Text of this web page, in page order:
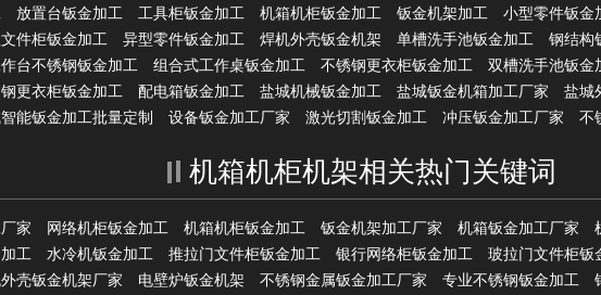
放置台钣金加工 工具柜钣金加工 机箱机柜钣金加工 钣金机架加工 小型零件钣金
件柜钣金加工 异型零件钣金加工 焊机外壳钣金机架 单槽洗手池钣金加工 钢结构
台不锈钢钣金加工 组合式工作桌钣金加工 不锈钢更衣柜钣金加工 双槽洗手池钣金
更衣柜钣金加工 配电箱钣金加工 盐城机械钣金加工 盐城钣金机箱加工厂家 盐城
能钣金加工批量定制 设备钣金加工厂家 激光切割钣金加工 冲压钣金加工厂家 不
机箱机柜机架相关热门关键词
家 网络机柜钣金加工 机箱机柜钣金加工 钣金机架加工厂家 机箱钣金加工厂家
工 水冷机钣金加工 推拉门文件柜钣金加工 银行网络柜钣金加工 玻拉门文件柜钣
壳钣金机架厂家 电壁炉钣金机架 不锈钢金属钣金加工厂家 专业不锈钢钣金加工